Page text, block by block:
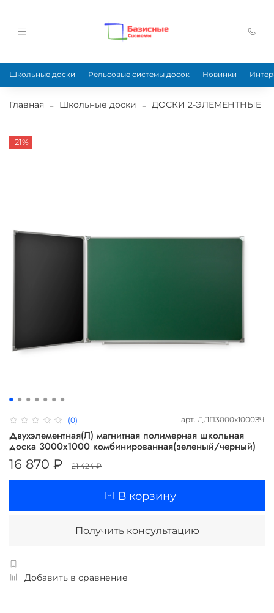
Школьные доски Рельсовые системы досок Новинки
Главная Школьные доски ДОСКИ 2-ЭЛЕМЕНТНЫЕ
-21%
(0) арт. ДЛП3000х1000ЗЧ
Двухэлементная(Л) магнитная полимерная школьная
доска 3000х1000 комбинированная(зеленый/черный)
16 870 ₽ 21 424 ₽
В корзину
Получить консультацию
Добавить в сравнение